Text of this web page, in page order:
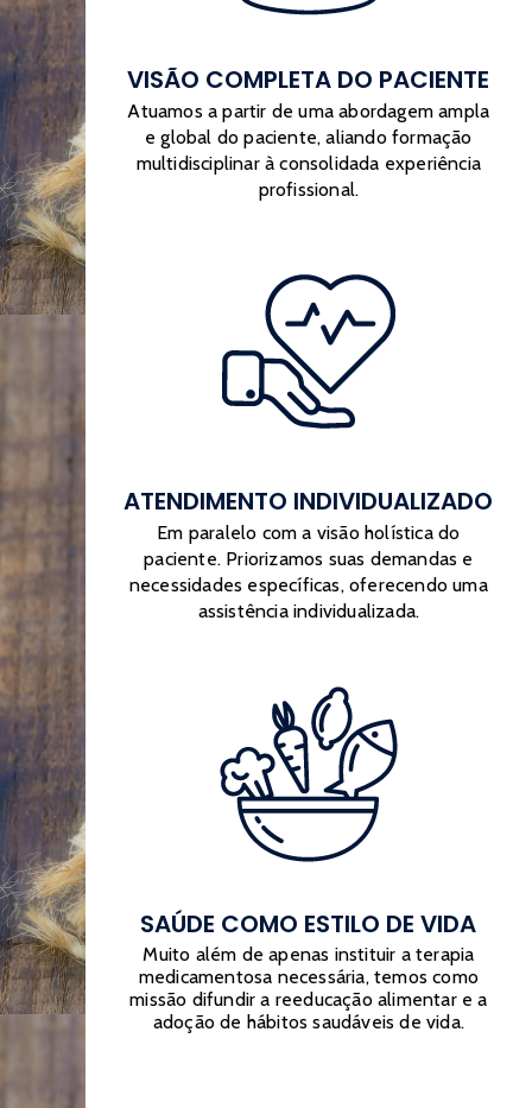
VISÃO COMPLETA DO PACIENTE
Atuamos a partir de uma abordagem ampla
e global do paciente, aliando formação
multidisciplinar à consolidada experiência
profissional.
ATENDIMENTO INDIVIDUALIZADO
Em paralelo com a visão holística do
paciente. Priorizamos suas demandas e
necessidades específicas, oferecendo uma
assistência individualizada.
SAÚDE COMO ESTILO DE VIDA
Muito além de apenas instituir a terapia
medicamentosa necessária, temos como
missão difundir a reeducação alimentar e a
adoção de hábitos saudáveis de vida.